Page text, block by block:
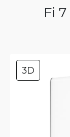
Fi
3D